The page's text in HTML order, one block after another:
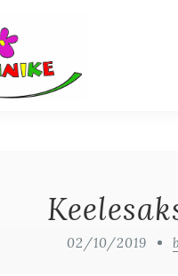
02/10/2019